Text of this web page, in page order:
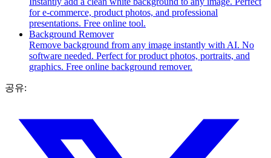
for e-commerce, product photos, and professional
presentations. Free online tool.
Background Remover
Remove background from any image instantly with AI. No
software needed. Perfect for product photos, portraits, and
graphics. Free online background remover.
공유: